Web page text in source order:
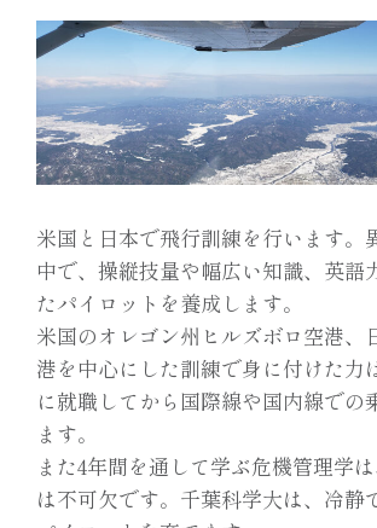
米国と日本で飛行訓練を行います。
中で、操縦技量や幅広い知識、英語
たパイロットを養成します。
米国のオレゴン州ヒルズボロ空港、
港を中心にした訓練で身に付けた力
に就職してから国際線や国内線での
ます。
また4年間を通して学ぶ危機管理学
は不可欠です。千葉科学大は、冷静